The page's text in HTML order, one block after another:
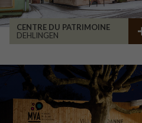
CENTRE DU PATRIMOINE
DEHLINGEN